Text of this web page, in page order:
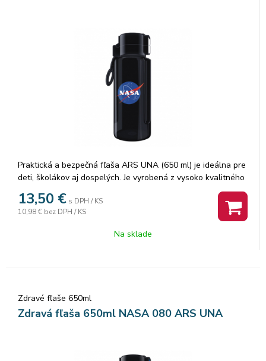
Praktická a bezpečná fľaša ARS UNA (650 ml) je ideálna pre
deti, školákov aj dospelých. Je vyrobená z vysoko kvalitného
plastu Eastman Tritan™ Copolyester, ktorý je 100 % bez
obsahu BPA a určený na styk s potravinami.
normy – nemeckú LFGB a americkú FDA – takže sa nemusíte
Hlavné prednosti:
• Bez obsahu BPA, BPS a iných škodlivých látok
13,50 € s DPH / KS
10,98 € bez DPH / KS
Na sklade
Zdravé fľaše 650ml
Zdravá fľaša 650ml NASA 080 ARS UNA